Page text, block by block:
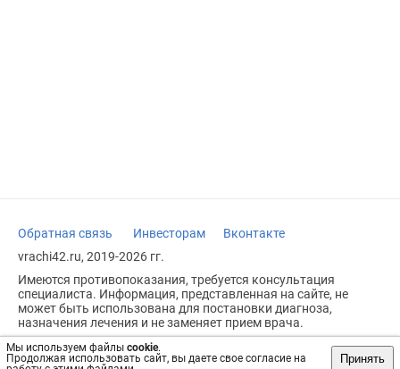
Мы используем файлы cookie.
Продолжая использовать сайт, вы даете свое согласие на
Принять
Обратная связь Инвесторам
Вконтакте
vrachi42.ru, 2019-2026 гг.
Имеются противопоказания, требуется консультация
специалиста. Информация, представленная на сайте, не
может быть использована для постановки диагноза,
назначения лечения и не заменяет прием врача.
Возрастное ограничение: 18+